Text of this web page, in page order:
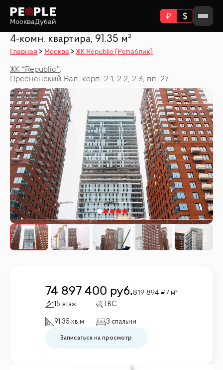
МоскваДубай
4-комн. квартира, 91.35 м²
Главная Москва ЖК Republic (Репаблик)
ЖК “Republic”,
Пресненский Вал, корп. 2.1, 2.2, 2.3, вл. 27
74 897 400 руб.819 894 / м²
15 этаж TBC
91.35 кв.м 3 спальни
Записаться на просмотр